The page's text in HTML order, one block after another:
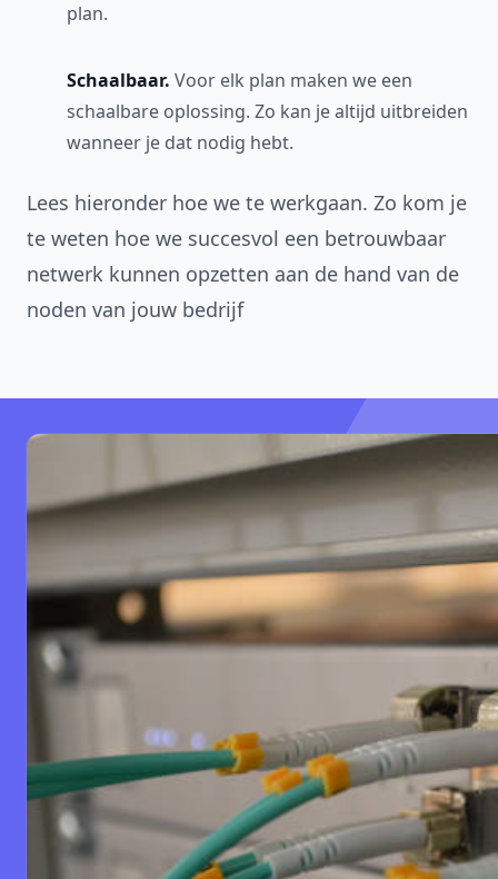
plan.
Schaalbaar. Voor elk plan maken we een
schaalbare oplossing. Zo kan je altijd uitbreiden
wanneer je dat nodig hebt.
Lees hieronder hoe we te werkgaan. Zo kom je
te weten hoe we succesvol een betrouwbaar
netwerk kunnen opzetten aan de hand van de
noden van jouw bedrijf